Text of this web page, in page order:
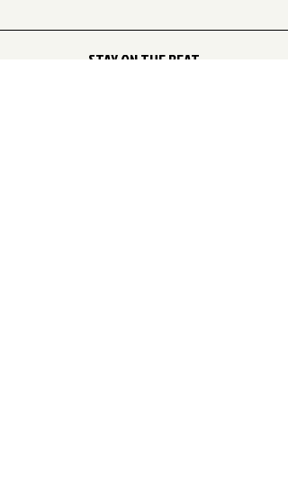
STAY ON THE BEAT